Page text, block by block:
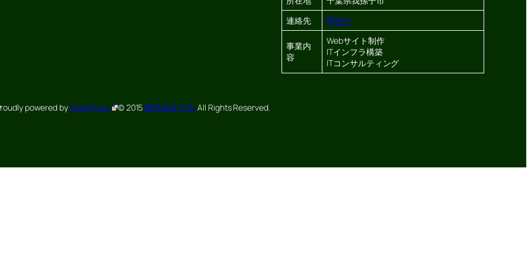
連絡先
問合せ
事業内
容
Webサイト制作
ITインフラ構築
ITコンサルティング
powered byWordPress © 2015株式会社十志.All Rights Reserved.